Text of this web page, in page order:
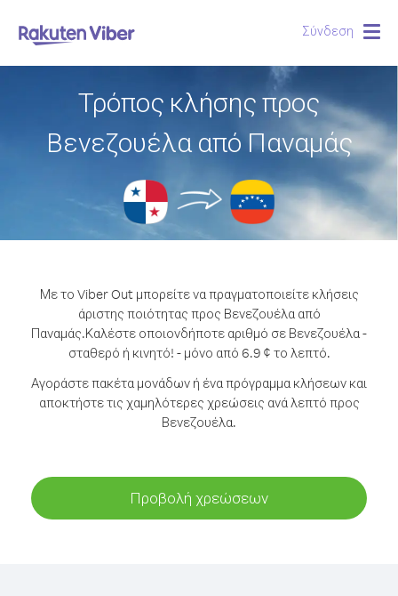
Σύνδεση
Τρόπος κλήσης προς
Βενεζουέλα από Παναμάς
Με το Viber Out μπορείτε να πραγματοποιείτε κλήσεις
άριστης ποιότητας προς Βενεζουέλα από
Παναμάς.Καλέστε οποιονδήποτε αριθμό σε Βενεζουέλα -
σταθερό ή κινητό! - μόνο από 6.9 ¢ το λεπτό.
Αγοράστε πακέτα μονάδων ή ένα πρόγραμμα κλήσεων και
αποκτήστε τις χαμηλότερες χρεώσεις ανά λεπτό προς
Βενεζουέλα.
Προβολή χρεώσεων